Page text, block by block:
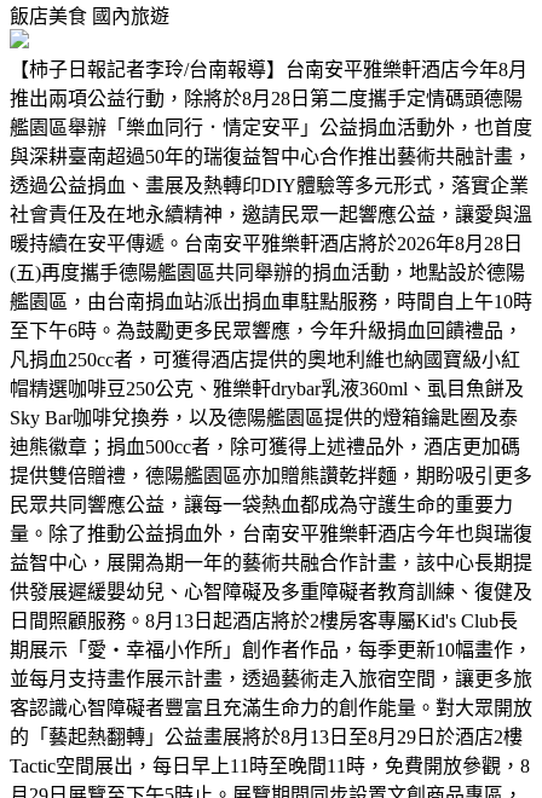
飯店美食 國內旅遊
【柿子日報記者李玲/台南報導】台南安平雅樂軒酒店今年8月
推出兩項公益行動，除將於8月28日第二度攜手定情碼頭德陽
艦園區舉辦「樂血同行．情定安平」公益捐血活動外，也首度
與深耕臺南超過50年的瑞復益智中心合作推出藝術共融計畫，
透過公益捐血、畫展及熱轉印DIY體驗等多元形式，落實企業
社會責任及在地永續精神，邀請民眾一起響應公益，讓愛與溫
暖持續在安平傳遞。台南安平雅樂軒酒店將於2026年8月28日
(五)再度攜手德陽艦園區共同舉辦的捐血活動，地點設於德陽
艦園區，由台南捐血站派出捐血車駐點服務，時間自上午10時
至下午6時。為鼓勵更多民眾響應，今年升級捐血回饋禮品，
凡捐血250cc者，可獲得酒店提供的奧地利維也納國寶級小紅
帽精選咖啡豆250公克、雅樂軒drybar乳液360ml、虱目魚餅及
Sky Bar咖啡兌換券，以及德陽艦園區提供的燈箱鑰匙圈及泰
迪熊徽章；捐血500cc者，除可獲得上述禮品外，酒店更加碼
提供雙倍贈禮，德陽艦園區亦加贈熊讚乾拌麵，期盼吸引更多
民眾共同響應公益，讓每一袋熱血都成為守護生命的重要力
量。除了推動公益捐血外，台南安平雅樂軒酒店今年也與瑞復
益智中心，展開為期一年的藝術共融合作計畫，該中心長期提
供發展遲緩嬰幼兒、心智障礙及多重障礙者教育訓練、復健及
日間照顧服務。8月13日起酒店將於2樓房客專屬Kid's Club長
期展示「愛・幸福小作所」創作者作品，每季更新10幅畫作，
並每月支持畫作展示計畫，透過藝術走入旅宿空間，讓更多旅
客認識心智障礙者豐富且充滿生命力的創作能量。對大眾開放
的「藝起熱翻轉」公益畫展將於8月13日至8月29日於酒店2樓
Tactic空間展出，每日早上11時至晚間11時，免費開放參觀，8